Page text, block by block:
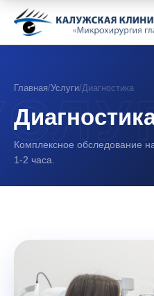
Главная/Услуги/Диагностика
Комплексное обследование
1-2 часа.